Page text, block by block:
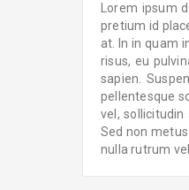
Lorem ipsum
pretium id
at. In in quam
risus, eu
sapien.
pellentesque
vel,
Sed non
nulla rutrum